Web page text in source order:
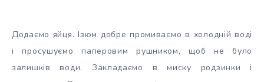
Додаємо яйця. Ізюм добре промиваємо в холодній воді
і просушуємо паперовим рушником, щоб не було
залишків води. Закладаємо в миску родзинки і